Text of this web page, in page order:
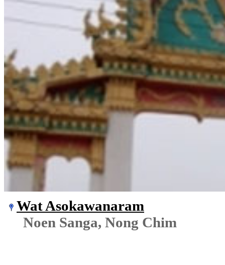
Wat Asokawanaram
Noen Sanga, Nong Chim